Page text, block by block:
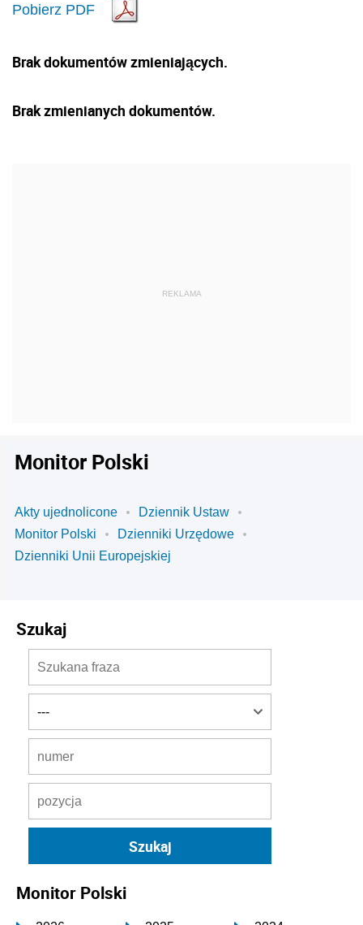
Pobierz PDF
Brak dokumentów zmieniających.
Brak zmienianych dokumentów.
Monitor Polski
Akty ujednolicone
Dziennik Ustaw
Monitor Polski
Dzienniki Urzędowe
Dzienniki Unii Europejskiej
Szukaj
Monitor Polski